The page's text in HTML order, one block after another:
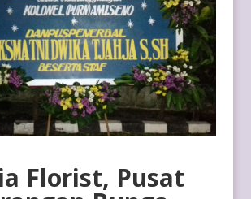
Florist, Pusat